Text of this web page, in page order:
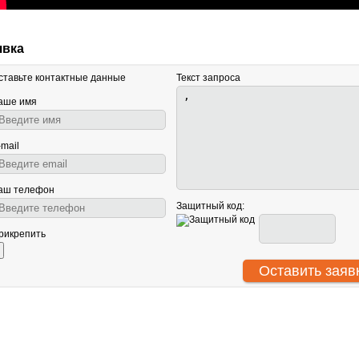
контактные данные
имя
телефон
Текст запроса
Защитный код: